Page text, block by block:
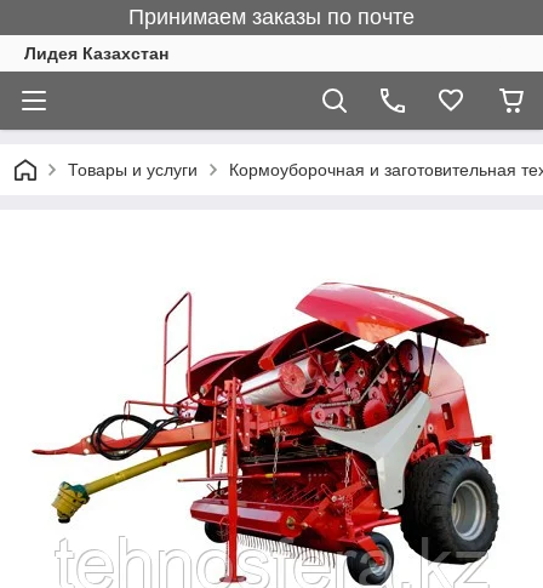
Принимаем заказы по почте
Лидея Казахстан
Товары и услуги Кормоуборочная и заготовительная